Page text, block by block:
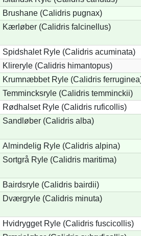
Brushane (Calidris pugnax)
Kærløber (Calidris falcinellus)
Spidshalet Ryle (Calidris acuminata)
Klireryle (Calidris himantopus)
Krumnæbbet Ryle (Calidris
Temmincksryle (Calidris temminckii)
Rødhalset Ryle (Calidris ruficollis)
Sandløber (Calidris alba)
Almindelig Ryle (Calidris alpina)
Sortgrå Ryle (Calidris maritima)
Bairdsryle (Calidris bairdii)
Dværgryle (Calidris minuta)
Hvidrygget Ryle (Calidris fuscicollis)